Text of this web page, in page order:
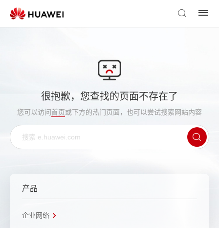
很抱歉，您查找的页面不存在了
您可以访问首页或下方的热门页面，也可以尝试搜索网站内容
产品
企业网络